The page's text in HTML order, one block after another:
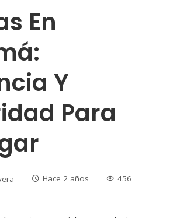
En
Y
Para
Hace 2 años 456